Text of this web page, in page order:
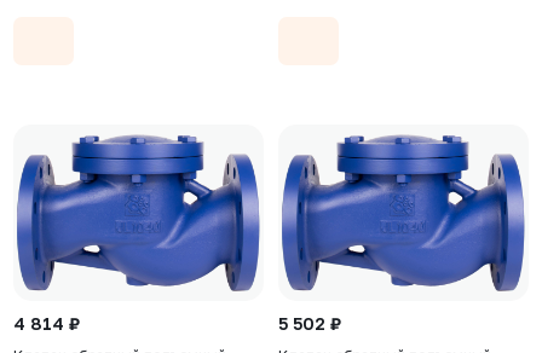
4 814 ₽ 5 502 ₽